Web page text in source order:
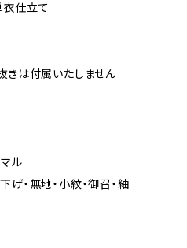
衣仕立て
きは付属いたしません
ル
げ・無地・小紋・御召・紬